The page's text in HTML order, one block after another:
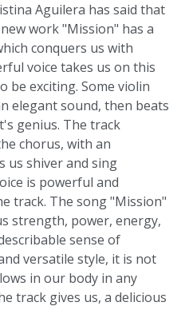
Aguilera has said that
work "Mission" has a
conquers us with
voice takes us on this
be exciting. Some violin
elegant sound, then beats
genius. The track
chorus, with an
us shiver and sing
is powerful and
track. The song "Mission"
strength, power, energy,
sense of
versatile style, it is not
in our body in any
track gives us, a delicious